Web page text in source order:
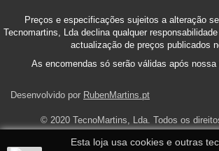
Preços e especificações sujeitos a alteração
Tecnomartins, Lda declina qualquer
actualização de preços publicados
As encomendas só serão válidas após nossa
Esta loja usa cookies e outras
Desenvolvido por RubenMartins.pt
© 2020 TecnoMartins, Lda. Todos os